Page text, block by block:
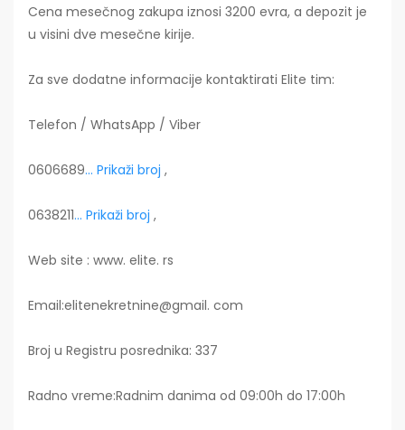
Cena mesečnog zakupa iznosi 3200 evra, a depozit je
u visini dve mesečne kirije.
Za sve dodatne informacije kontaktirati Elite tim:
Telefon / WhatsApp / Viber
0606689... Prikaži broj ,
0638211... Prikaži broj ,
Web site : www. elite. rs
Email:elitenekretnine@gmail. com
Broj u Registru posrednika: 337
Radno vreme:Radnim danima od 09:00h do 17:00h